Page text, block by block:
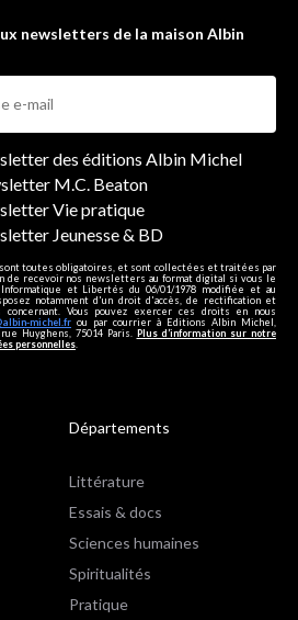
newsletters de la maison Albin
des éditions Albin Michel
M.C. Beaton
Vie pratique
Jeunesse & BD
toutes obligatoires, et sont collectées et traitées par
de recevoir nos newsletters au format digital si vous le
et Libertés du 06/01/1978 modifiée et au
notamment d'un droit d'accès, de rectification et
concernant. Vous pouvez exercer ces droits en nous
michel.fr ou par courrier à Editions Albin Michel,
Huyghens, 75014 Paris. Plus d’information sur notre
personnelles
Départements
Littérature
Essais & docs
Sciences humaines
Spiritualités
Pratique